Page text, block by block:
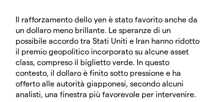
Il rafforzamento dello yen è stato favorito anche da
un dollaro meno brillante. Le speranze di un
possibile accordo tra Stati Uniti e Iran hanno ridotto
il premio geopolitico incorporato su alcune asset
class, compreso il biglietto verde. In questo
contesto, il dollaro è finito sotto pressione e ha
offerto alle autorità giapponesi, secondo alcuni
analisti, una finestra più favorevole per intervenire.